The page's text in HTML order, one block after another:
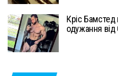
Кріс Бамстед
одужання від